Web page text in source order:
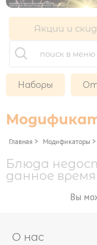
с 22.00 до 11.00
Другой
НАБОРЫ
ГОРЯЧИЕ
МИКС
ОТ БРЕНД
РОЛЛЫ БЕЗ
Акции и
Наборы
Главная > Модификаторы >
Блюда
данное время
Вы
О нас